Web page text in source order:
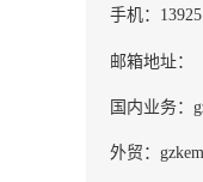
手机：
邮箱地址：
国内业务：
外贸：